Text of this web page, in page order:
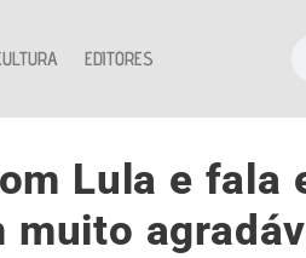
EDITORES
Lula e fala
muito